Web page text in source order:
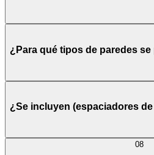
¿Para qué tipos de paredes
¿Se incluyen (espaciadores
08